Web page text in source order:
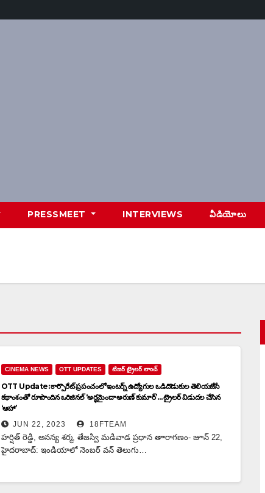
PRESSMEET INTERVIEWS వీడియోలు
CINEMA NEWS OTT UPDATES టిజర్ ట్రైలర్ లాంచ్
OTT Update: కార్పొరేట్ ప్ర‌పంచంలో ఇంట‌ర్న్ ఉద్యోగుల ఒడిదొడుకుల తెలియ‌జేసే
క‌థాంశంతో రూపొందిన ఒరిజినల్ ‘అర్థమైందా అరుణ్ కుమార్’… ట్రైలర్ విడుదల చేసిన
‘ఆహా’
JUN 22, 2023 18FTEAM
హర్షిత్ రెడ్డి, అనన్య శర్మ, తేజస్వి మడివాడ ప్రధాన తాారాగణం- జూన్ 22,
హైదరాబాద్: ఇండియాలో నెంబ‌ర్ వ‌న్ తెలుగు…